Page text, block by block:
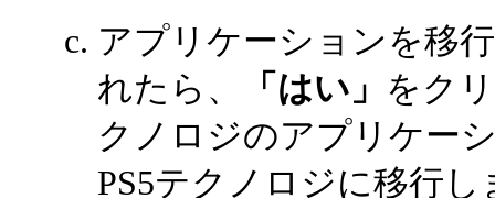
アプリケーションを移
れたら、
「はい」 をク
クノロジのアプリケー
PS5テクノロジに移行